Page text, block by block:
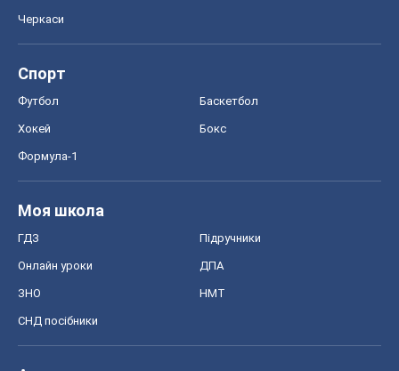
Черкаси
Спорт
Футбол Баскетбол
Хокей Бокс
Формула-1
Моя школа
ГДЗ Підручники
Онлайн уроки ДПА
ЗНО НМТ
СНД посібники